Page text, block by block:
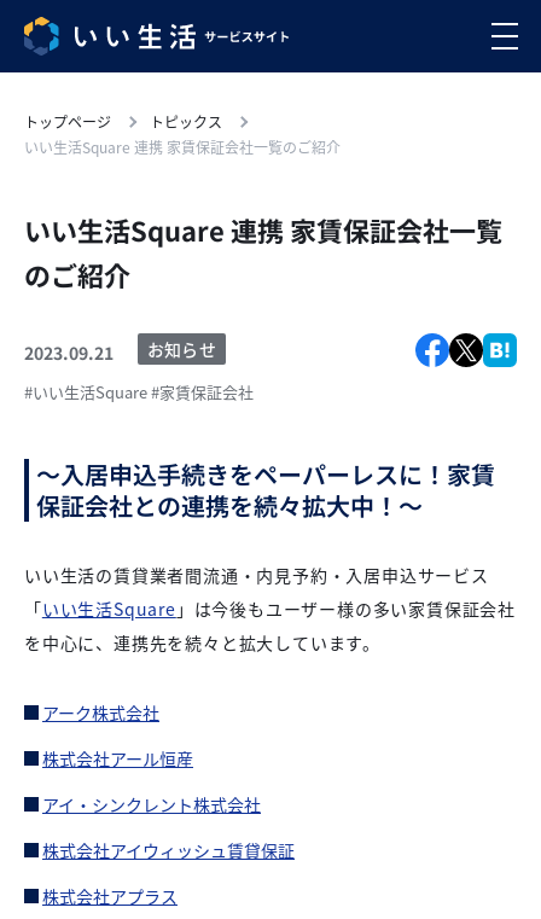
トップページ
トピックス
いい生活Square 連携 家賃保証会社一覧のご紹介
いい生活Square 連携 家賃保証会社一覧
のご紹介
2023.09.21 お知らせ
#いい生活Square#家賃保証会社
～入居申込手続きをペーパーレスに！家賃
保証会社との連携を続々拡大中！～
いい生活の賃貸業者間流通・内見予約・入居申込サービス
「いい生活Square 」は今後もユーザー様の多い家賃保証会社
を中心に、連携先を続々と拡大しています。
アーク株式会社
株式会社アール恒産
アイ・シンクレント株式会社
株式会社アイウィッシュ賃貸保証
株式会社アプラス